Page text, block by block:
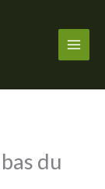
du